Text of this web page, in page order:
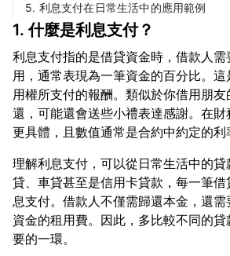
5. 利息支付在日常生活中的應用範例
1. 什麼是利息支付？
利息支付指的是借貸資金時，借款人
用，通常表現為一筆資金的百分比。
用權所支付的報酬。類似於你借用朋
還，可能還會送些小禮表達感謝。在
理解利息支付，可以從日常生活中的
貸、車貸甚至是信用卡貸款，每一筆
息支付。借款人不僅需歸還本金，還
資金的租用費。因此，多比較不同的